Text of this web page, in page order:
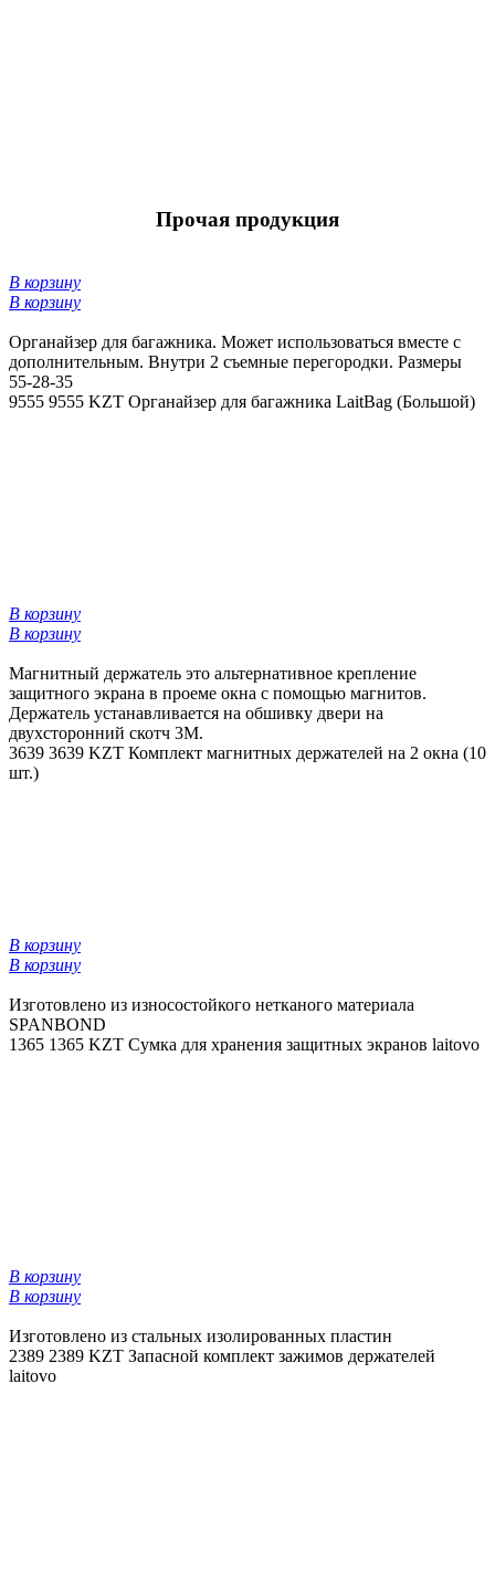
Прочая продукция
В корзину
В корзину
Органайзер для багажника. Может использоваться вместе с
дополнительным. Внутри 2 съемные перегородки. Размеры
55-28-35
9555 9555 KZT Органайзер для багажника LaitBag (Большой)
В корзину
В корзину
Магнитный держатель это альтернативное крепление
защитного экрана в проеме окна с помощью магнитов.
Держатель устанавливается на обшивку двери на
двухсторонний скотч 3М.
3639 3639 KZT Комплект магнитных держателей на 2 окна (10
шт.)
В корзину
В корзину
Изготовлено из износостойкого нетканого материала
SPANBOND
1365 1365 KZT Сумка для хранения защитных экранов laitovo
В корзину
В корзину
Изготовлено из стальных изолированных пластин
2389 2389 KZT Запасной комплект зажимов держателей
laitovo